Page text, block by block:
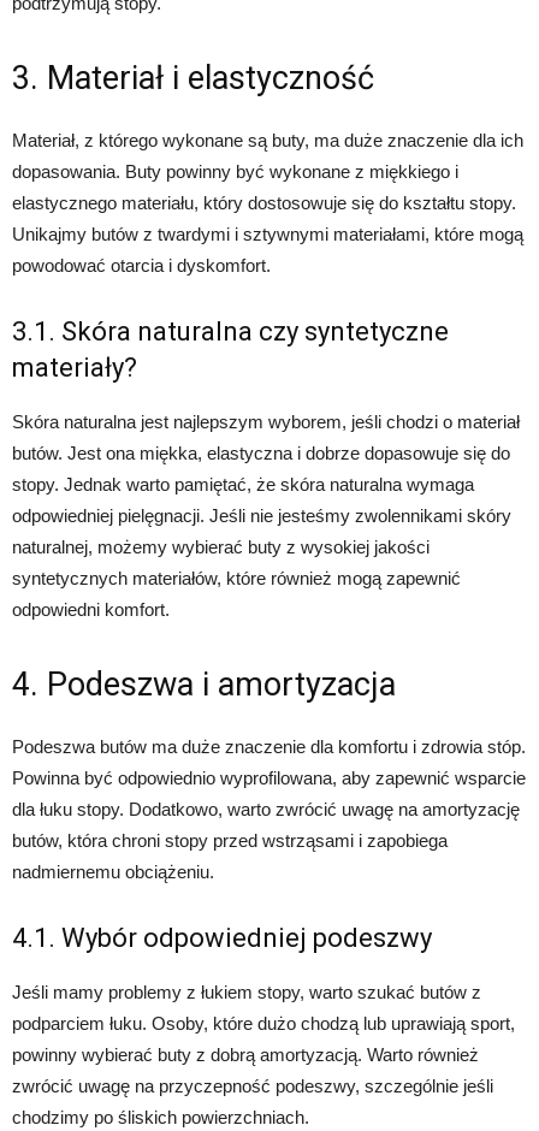
3. Materiał i elastyczność
Materiał, z którego wykonane są buty, ma duże znaczenie dla ich
dopasowania. Buty powinny być wykonane z miękkiego i
elastycznego materiału, który dostosowuje się do kształtu stopy.
Unikajmy butów z twardymi i sztywnymi materiałami, które mogą
powodować otarcia i dyskomfort.
3.1. Skóra naturalna czy syntetyczne
materiały?
Skóra naturalna jest najlepszym wyborem, jeśli chodzi o materiał
butów. Jest ona miękka, elastyczna i dobrze dopasowuje się do
stopy. Jednak warto pamiętać, że skóra naturalna wymaga
odpowiedniej pielęgnacji. Jeśli nie jesteśmy zwolennikami skóry
naturalnej, możemy wybierać buty z wysokiej jakości
syntetycznych materiałów, które również mogą zapewnić
odpowiedni komfort.
4. Podeszwa i amortyzacja
Podeszwa butów ma duże znaczenie dla komfortu i zdrowia stóp.
Powinna być odpowiednio wyprofilowana, aby zapewnić wsparcie
dla łuku stopy. Dodatkowo, warto zwrócić uwagę na amortyzację
butów, która chroni stopy przed wstrząsami i zapobiega
nadmiernemu obciążeniu.
4.1. Wybór odpowiedniej podeszwy
Jeśli mamy problemy z łukiem stopy, warto szukać butów z
podparciem łuku. Osoby, które dużo chodzą lub uprawiają sport,
powinny wybierać buty z dobrą amortyzacją. Warto również
zwrócić uwagę na przyczepność podeszwy, szczególnie jeśli
chodzimy po śliskich powierzchniach.